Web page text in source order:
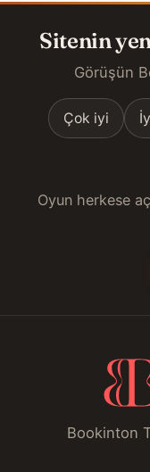
Sitenin
Görüşün
Çok iyi
Oyun herkese
Bookinton